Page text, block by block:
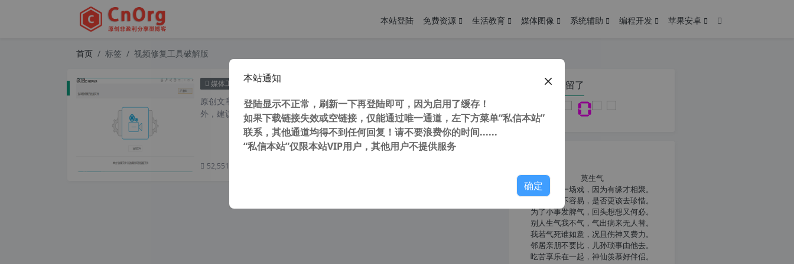
本站登陆 免费资源 生活教育 媒体图像 系统辅助 编程开发 苹果安卓
首页 标签 视频修复工具破解版
媒体工具 Remo Video Repair (视频修复工具) v1.0.0.24 汉化中文版 修复因意外损坏的视频文件
原创文章，转载请注明： 转载自 cnorg.12hp.de 注意： 由于网站空间位于国
外，建议避开晚上的访问高...
52,551 次浏览
您在本页停留了
莫生气
人生就像一场戏，因为有缘才相聚。
相扶到老不容易，是否更该去珍惜。
为了小事发脾气，回头想想又何必。
别人生气我不气，气出病来无人替。
我若气死谁如意，况且伤神又费力。
邻居亲朋不要比，儿孙琐事由他去。
吃苦享乐在一起，神仙羡慕好伴侣。
本站通知
登陆显示不正常，刷新一下再登陆即可，因为启用了缓存！
如果下载链接失效或空链接，仅能通过唯一通道，左下方菜单“私信本站”
联系，其他通道均得不到任何回复！请不要浪费你的时间......
“私信本站”仅限本站VIP用户，其他用户不提供服务
确定